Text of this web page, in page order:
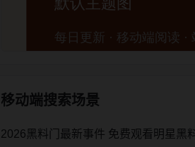
移动端搜索场景
2026黑料门最新事件 免费观看明星黑